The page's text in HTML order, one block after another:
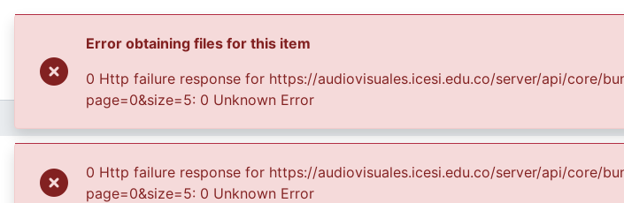
Fachada principal de la Basílica del
Error obtaining files for this item
0 Http failure response for https://audiovisuales.icesi.edu.co/server/api/core/
page=0&size=5: 0 Unknown Error
0 Http failure response for https://audiovisuales.icesi.edu.co/server/api/core/
page=0&size=5: 0 Unknown Error